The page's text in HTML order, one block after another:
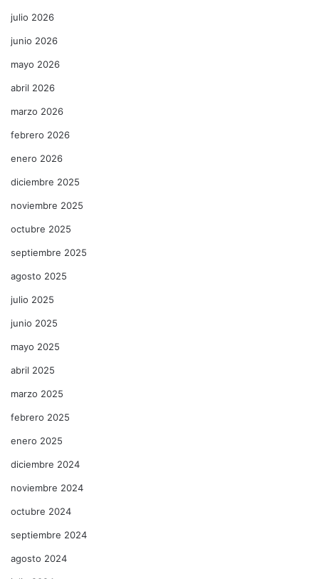
julio 2026
junio 2026
mayo 2026
abril 2026
marzo 2026
febrero 2026
enero 2026
diciembre 2025
noviembre 2025
octubre 2025
septiembre 2025
agosto 2025
julio 2025
junio 2025
mayo 2025
abril 2025
marzo 2025
febrero 2025
enero 2025
diciembre 2024
noviembre 2024
octubre 2024
septiembre 2024
agosto 2024